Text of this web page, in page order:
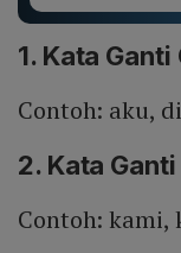
1. Kata
Contoh: aku,
2. Kata
Contoh: kami,